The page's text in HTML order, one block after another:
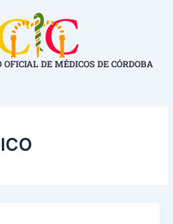
OFICIAL DE MÉDICOS DE CÓRDOBA